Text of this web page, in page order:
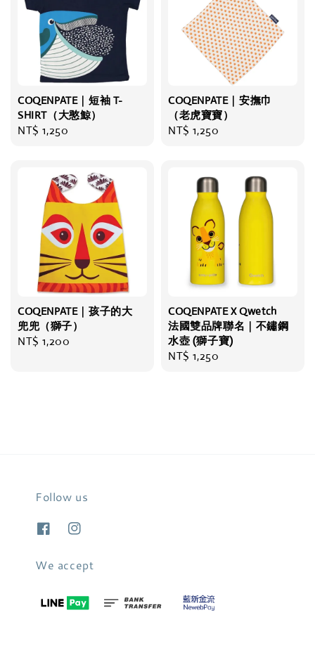
COQENPATE｜短袖 T-
SHIRT（大憨鯨）
Regular
NT$ 1,250
COQENPATE｜安撫巾
（老虎寶寶）
Regular
NT$ 1,250
COQENPATE｜孩子的大
兜兜（獅子）
Regular
NT$ 1,200
COQENPATE X Qwetch
法國雙品牌聯名｜不鏽鋼
水壺 (獅子寶)
Regular
NT$ 1,250
Follow us
We accept